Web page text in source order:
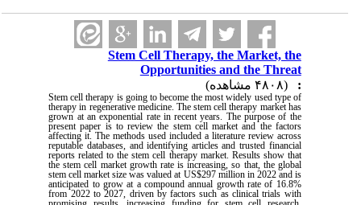
Stem Cell Therapy, the Market, the
Opportunities and the Threat
Stem cell therapy is going to become the most widely used type of
therapy in regenerative medicine. The stem cell therapy market has
grown at an exponential rate in recent years. The purpose of the
present paper is to review the stem cell market and the factors
affecting it. The methods used included a literature review across
reputable databases, and identifying articles and trusted financial
reports related to the stem cell therapy market. Results show that
the stem cell market growth rate is increasing, so that, the global
stem cell market size was valued at US$297 million in 2022 and is
anticipated to grow at a compound annual growth rate of 16.8%
from 2022 to 2027, driven by factors such as clinical trials with